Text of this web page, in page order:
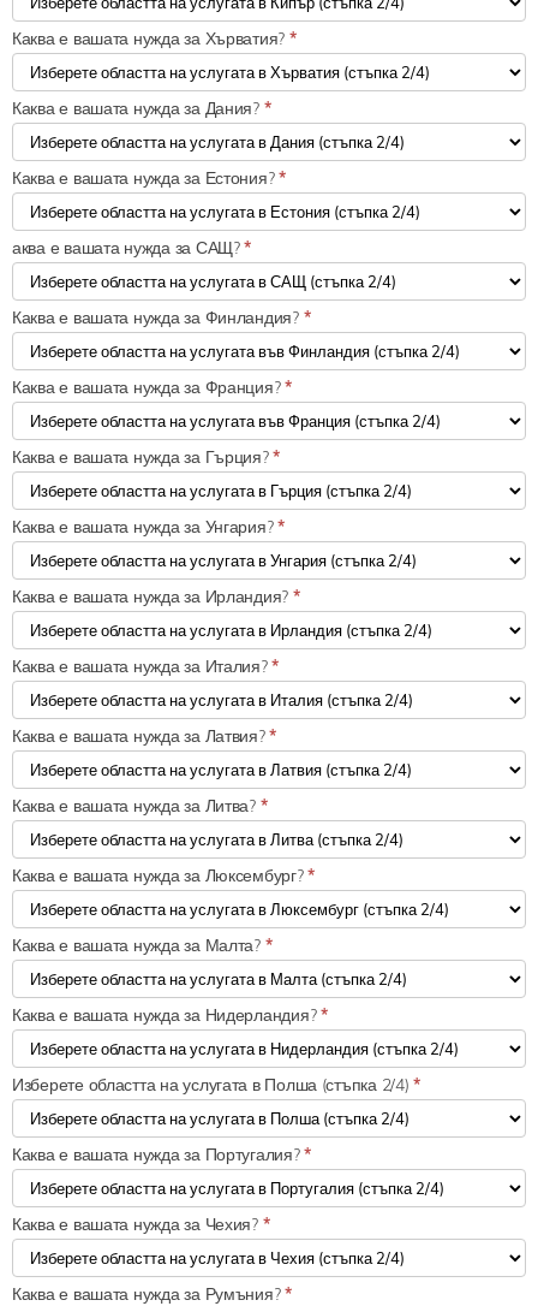
Каква е вашата нужда за Хърватия? *
Каква е вашата нужда за Дания? *
Каква е вашата нужда за Естония?*
аква е вашата нужда за САЩ?*
Каква е вашата нужда за Финландия? *
Каква е вашата нужда за Франция?*
Каква е вашата нужда за Гърция?*
Каква е вашата нужда за Унгария?*
Каква е вашата нужда за Ирландия? *
Каква е вашата нужда за Италия?*
Каква е вашата нужда за Латвия?*
Каква е вашата нужда за Литва? *
Каква е вашата нужда за Люксембург?*
Каква е вашата нужда за Малта? *
Каква е вашата нужда за Нидерландия?*
Изберете областта на услугата в Полша (стъпка 2/4)*
Каква е вашата нужда за Португалия?*
Каква е вашата нужда за Чехия? *
Каква е вашата нужда за Румъния?*